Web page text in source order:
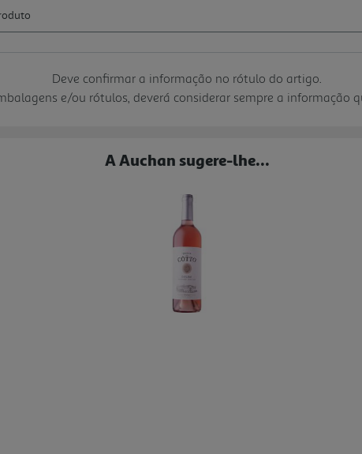
Deve confirmar a informação no rótulo do artigo.
e/ou rótulos, deverá considerar sempre a informação
A Auchan sugere-lhe...